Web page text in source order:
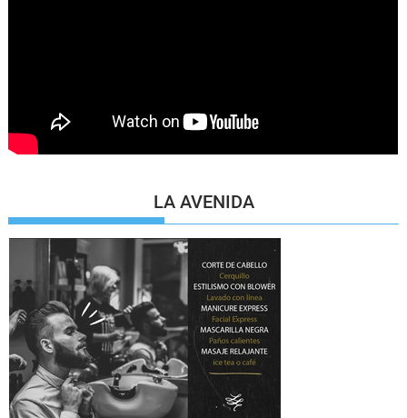
LA AVENIDA